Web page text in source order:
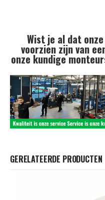
Wist je al dat
voorzien zijn van
onze kundige
GERELATEERDE PRODUCTEN